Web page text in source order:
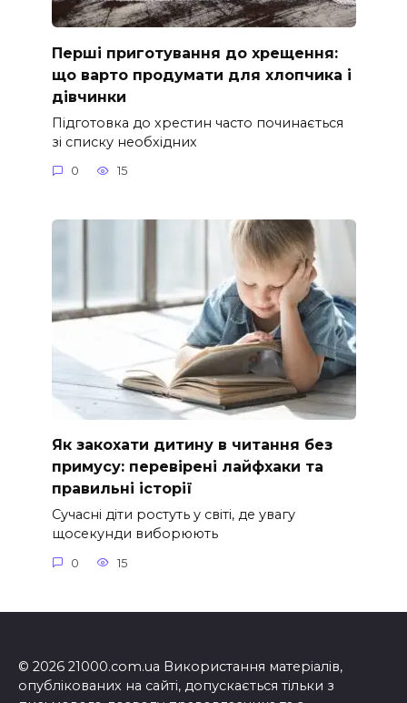
Перші приготування до хрещення:
що варто продумати для хлопчика і
дівчинки
Підготовка до хрестин часто починається
зі списку необхідних
0 15
Як закохати дитину в читання без
примусу: перевірені лайфхаки та
правильні історії
Сучасні діти ростуть у світі, де увагу
щосекунди виборюють
0 15
© 2026 21000.com.ua Використання матеріалів,
опублікованих на сайті, допускається тільки з